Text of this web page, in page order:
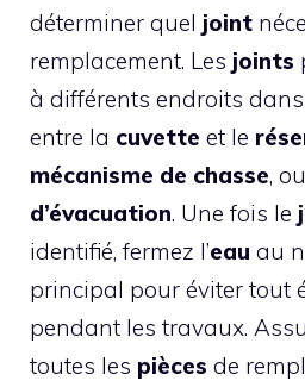
déterminer quel joint
remplacement. Les joints
à différents endroits
entre la cuvette et le
mécanisme de chasse,
d’évacuation. Une fois le
identifié, fermez l’eau au
principal pour éviter tout
pendant les travaux.
toutes les pièces de